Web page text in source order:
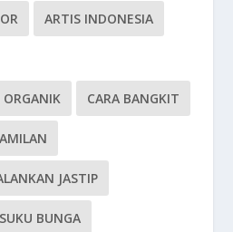
ARTIS INDONESIA
ORGANIK CARA BANGKIT
JASTIP
BUNGA